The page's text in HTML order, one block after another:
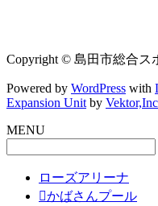
Copyright © 島田市総合ス
Powered by WordPress with
Expansion Unitby
MENU
ローズアリーナ
かばさんプール